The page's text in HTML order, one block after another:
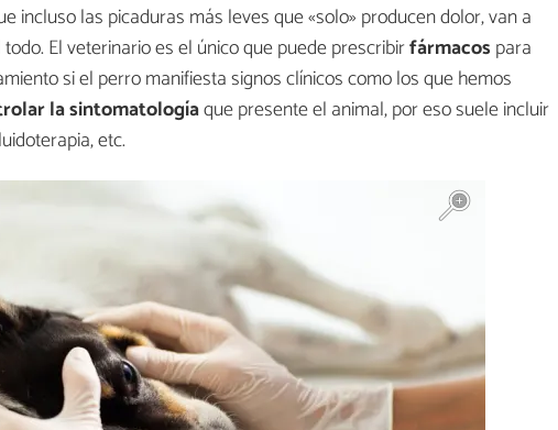
incluso las picaduras más leves que «solo» producen dolor, van a
El veterinario es el único que puede prescribirfármacos para
si el perro manifiesta signos clínicos como los que hemos
la sintomatologíaque presente el animal, por eso suele incluir
etc.